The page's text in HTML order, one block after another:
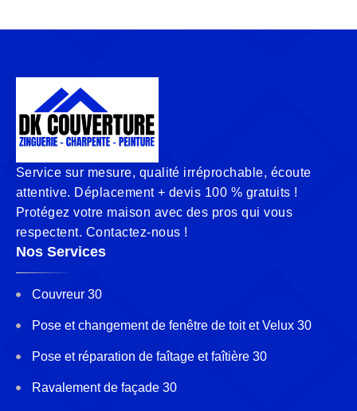
Service sur mesure, qualité irréprochable, écoute
attentive. Déplacement + devis 100 % gratuits !
Protégez votre maison avec des pros qui vous
respectent. Contactez-nous !
Nos Services
Couvreur 30
Pose et changement de fenêtre de toit et Velux 30
Pose et réparation de faîtage et faîtière 30
Ravalement de façade 30